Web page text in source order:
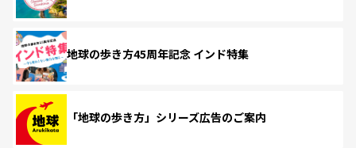
地球の歩き方45周年記念 インド特集
「地球の歩き方」シリーズ広告のご案内